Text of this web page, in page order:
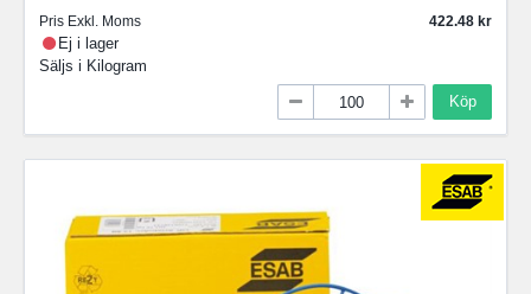
Pris Exkl. Moms 422.48
Ej i lager
Säljs i Kilogram
Köp